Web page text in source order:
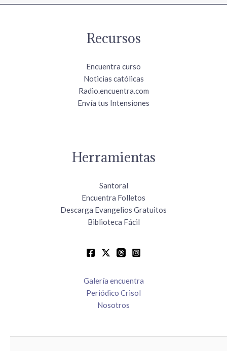
Recursos
Encuentra curso
Noticias católicas
Radio.encuentra.com
Envía tus Intensiones
Herramientas
Santoral
Encuentra Folletos
Descarga Evangelios Gratuitos
Biblioteca Fácil
Galería encuentra
Periódico Crisol
Nosotros